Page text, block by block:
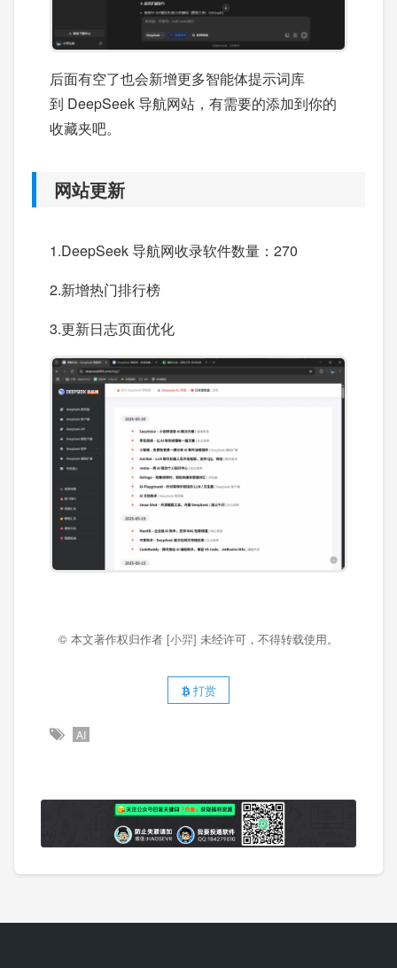
后面有空了也会新增更多智能体提示词库
到 DeepSeek 导航网站，有需要的添加到你的
收藏夹吧。
网站更新
1.DeepSeek 导航网收录软件数量：270
2.新增热门排行榜
3.更新日志页面优化
© 本文著作权归作者 [小羿] 未经许可，不得转载使用。
打赏
AI